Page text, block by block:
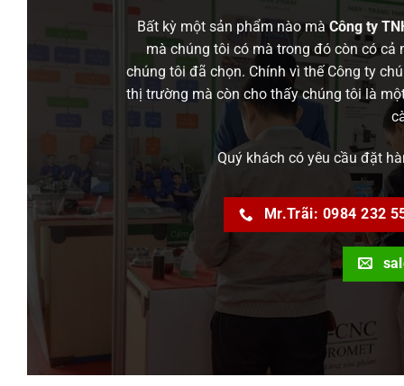
Bất kỳ một sản phẩm nào màCông ty
mà chúng tôi có mà trong đó còn có
chúng tôi đã chọn. Chính vì thế Công ty
thị trường mà còn cho thấy chúng tôi là
Quý khách có yêu cầu đặt
Mr.Trãi: 0984 232